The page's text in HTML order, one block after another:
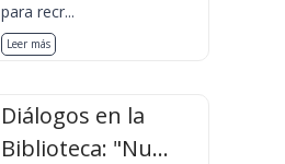
para recr...
Leer más
Diálogos en la
Biblioteca: "Nu...